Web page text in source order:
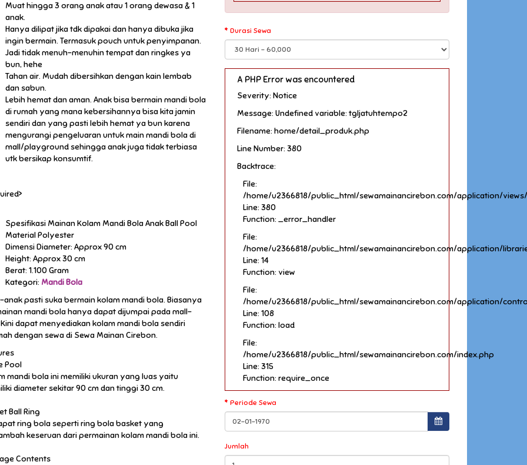
Muat hingga 3 orang anak atau 1 orang dewasa & 1
anak.
Hanya dilipat jika tdk dipakai dan hanya dibuka jika
ingin bermain. Termasuk pouch untuk penyimpanan.
Jadi tidak menuh-menuhin tempat dan ringkes ya
bun, hehe
Tahan air. Mudah dibersihkan dengan kain lembab
dan sabun.
Lebih hemat dan aman. Anak bisa bermain mandi bola
di rumah yang mana kebersihannya bisa kita jamin
sendiri dan yang pasti lebih hemat ya bun karena
mengurangi pengeluaran untuk main mandi bola di
mall/playground sehingga anak juga tidak terbiasa
utk bersikap konsumtif.
Spesifikasi Mainan Kolam Mandi Bola Anak Ball Pool
Material Polyester
Dimensi Diameter: Approx 90 cm
Height: Approx 30 cm
Berat: 1.100 Gram
Kategori: Mandi Bola
anak pasti suka bermain kolam mandi bola. Biasanya
mandi bola hanya dapat dijumpai pada mall-
dapat menyediakan kolam mandi bola sendiri
dengan sewa di Sewa Mainan Cirebon.
Pool
mandi bola ini memiliki ukuran yang luas yaitu
diameter sekitar 90 cm dan tinggi 30 cm.
Ball Ring
ring bola seperti ring bola basket yang
keseruan dari permainan kolam mandi bola ini.
Contents
Durasi Sewa
A PHP Error was encountered
Severity: Notice
Message: Undefined variable: tgljatuhtempo2
Filename: home/detail_produk.php
Line Number: 380
Backtrace:
File:
/home/u2366818/public_html/sewamainancirebon.com/application/
Line: 380
Function: _error_handler
File:
/home/u2366818/public_html/sewamainancirebon.com/application/
Line: 14
Function: view
File:
/home/u2366818/public_html/sewamainancirebon.com/application/
Line: 108
Function: load
File:
/home/u2366818/public_html/sewamainancirebon.com/index.php
Line: 315
Function: require_once
Periode Sewa
Jumlah